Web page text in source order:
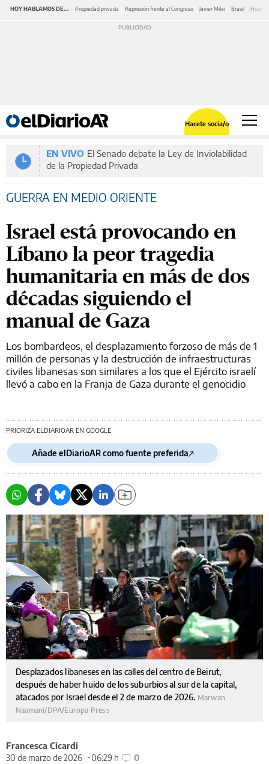
HOY HABLAMOS DE... Propiedad privada Represión frente al Congreso Javier Milei Brasil Huawei
Hacete socia/o
EN VIVO El Senado debate la Ley de Inviolabilidad
de la Propiedad Privada
GUERRA EN MEDIO ORIENTE
Israel está provocando en
Líbano la peor tragedia
humanitaria en más de dos
décadas siguiendo el
manual de Gaza
Los bombardeos, el desplazamiento forzoso de más de 1
millón de personas y la destrucción de infraestructuras
civiles libanesas son similares a los que el Ejército israelí
llevó a cabo en la Franja de Gaza durante el genocidio
PRIORIZA ELDIARIOAR EN GOOGLE
Añade elDiarioAR como fuente preferida
Desplazados libaneses en las calles del centro de Beirut,
después de haber huido de los suburbios al sur de la capital,
atacados por Israel desde el 2 de marzo de 2026. Marwan
Naamani/DPA/Europa Press
Francesca Cicardi
30 de marzo de 2026
06:29 h 0